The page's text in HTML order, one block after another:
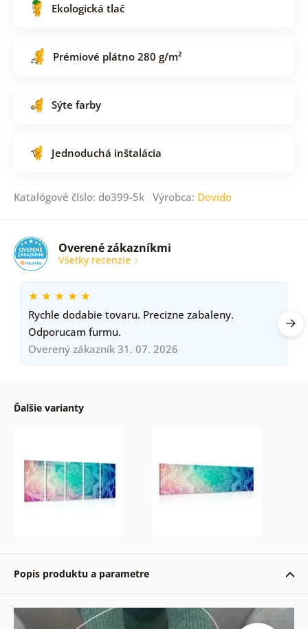
Ekologická tlač
Prémiové plátno 280 g/m²
Sýte farby
Jednoduchá inštalácia
Katalógové číslo: do399-5k Výrobca: Dovido
Overené zákazníkmi
Všetky recenzie
Rychle dodabie tovaru. Precizne zabaleny.
Odporucam furmu.
Overený zákazník 31. 07. 2026
Ďalšie varianty
Popis produktu a parametre